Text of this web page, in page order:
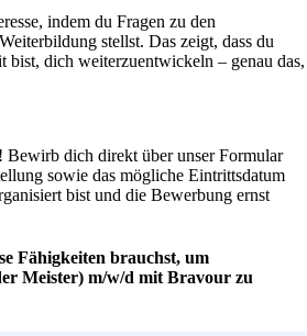
indem du Fragen zu den
stellst. Das zeigt, dass du
bist, dich weiterzuentwickeln – genau das,
Bewirb dich direkt über unser Formular
sowie das mögliche Eintrittsdatum
bist und die Bewerbung ernst
Fähigkeiten brauchst, um
Meister) m/w/d mit Bravour zu